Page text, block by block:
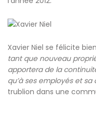
Xavier Niel se félicite
tant que nouveau
apportera de la
qu’à ses employés et sa
trublion dans une